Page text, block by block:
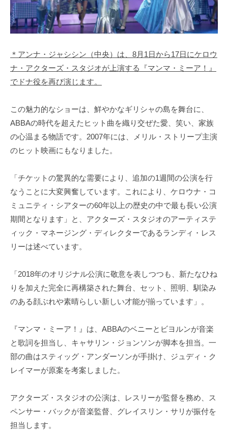
＊アンナ・ジャシシン（中央）は、8月1日から17日にケロウ
ナ・アクターズ・スタジオが上演する『マンマ・ミーア！』
でドナ役を再び演じます。
この魅力的なショーは、鮮やかなギリシャの島を舞台に、
ABBAの時代を超えたヒット曲を織り交ぜた愛、笑い、家族
の心温まる物語です。2007年には、メリル・ストリープ主演
のヒット映画にもなりました。
「チケットの驚異的な需要により、追加の1週間の公演を行
なうことに大変興奮しています。これにより、ケロウナ・コ
ミュニティ・シアターの60年以上の歴史の中で最も長い公演
期間となります」と、アクターズ・スタジオのアーティステ
ィック・マネージング・ディレクターであるランディ・レス
リーは述べています。
「2018年のオリジナル公演に敬意を表しつつも、新たなひね
りを加えた完全に再構築された舞台、セット、照明、馴染み
のある顔ぶれや素晴らしい新しい才能が揃っています」。
『マンマ・ミーア！』は、ABBAのベニーとビヨルンが音楽
と歌詞を担当し、キャサリン・ジョンソンが脚本を担当。一
部の曲はスティッグ・アンダーソンが手掛け、ジュディ・ク
レイマーが原案を考案しました。
アクターズ・スタジオの公演は、レスリーが監督を務め、ス
ペンサー・バックが音楽監督、グレイスリン・サリが振付を
担当します。